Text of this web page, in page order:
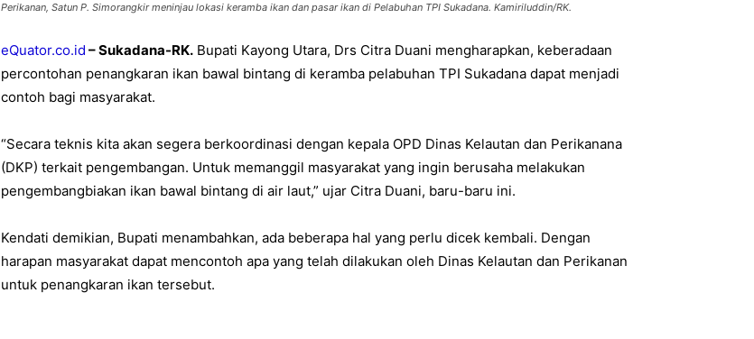
Perikanan, Satun P. Simorangkir meninjau lokasi keramba ikan dan pasar ikan di Pelabuhan TPI Sukadana. Kamiriluddin/RK.
eQuator.co.id – Sukadana-RK. Bupati Kayong Utara, Drs Citra Duani mengharapkan, keberadaan
percontohan penangkaran ikan bawal bintang di keramba pelabuhan TPI Sukadana dapat menjadi
contoh bagi masyarakat.
“Secara teknis kita akan segera berkoordinasi dengan kepala OPD Dinas Kelautan dan Perikanana
(DKP) terkait pengembangan. Untuk memanggil masyarakat yang ingin berusaha melakukan
pengembangbiakan ikan bawal bintang di air laut,” ujar Citra Duani, baru-baru ini.
Kendati demikian, Bupati menambahkan, ada beberapa hal yang perlu dicek kembali. Dengan
harapan masyarakat dapat mencontoh apa yang telah dilakukan oleh Dinas Kelautan dan Perikanan
untuk penangkaran ikan tersebut.